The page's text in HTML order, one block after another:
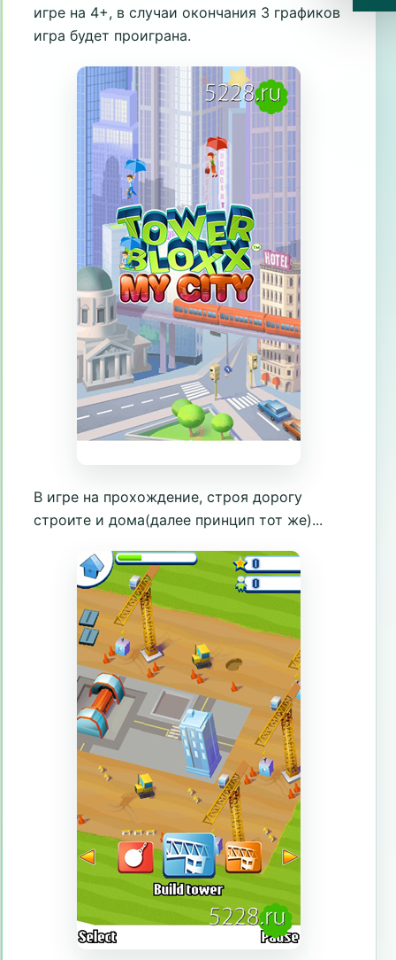
игре на 4+, в случаи окончания 3 графиков
игра будет проиграна.
В игре на прохождение, строя дорогу
строите и дома(далее принцип тот же)...